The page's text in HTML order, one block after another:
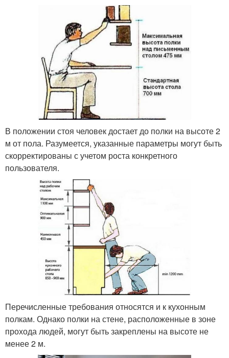
В положении стоя человек достает до полки на высоте 2
м от пола. Разумеется, указанные параметры могут быть
скорректированы с учетом роста конкретного
пользователя.
Перечисленные требования относятся и к кухонным
полкам. Однако полки на стене, расположенные в зоне
прохода людей, могут быть закреплены на высоте не
менее 2 м.